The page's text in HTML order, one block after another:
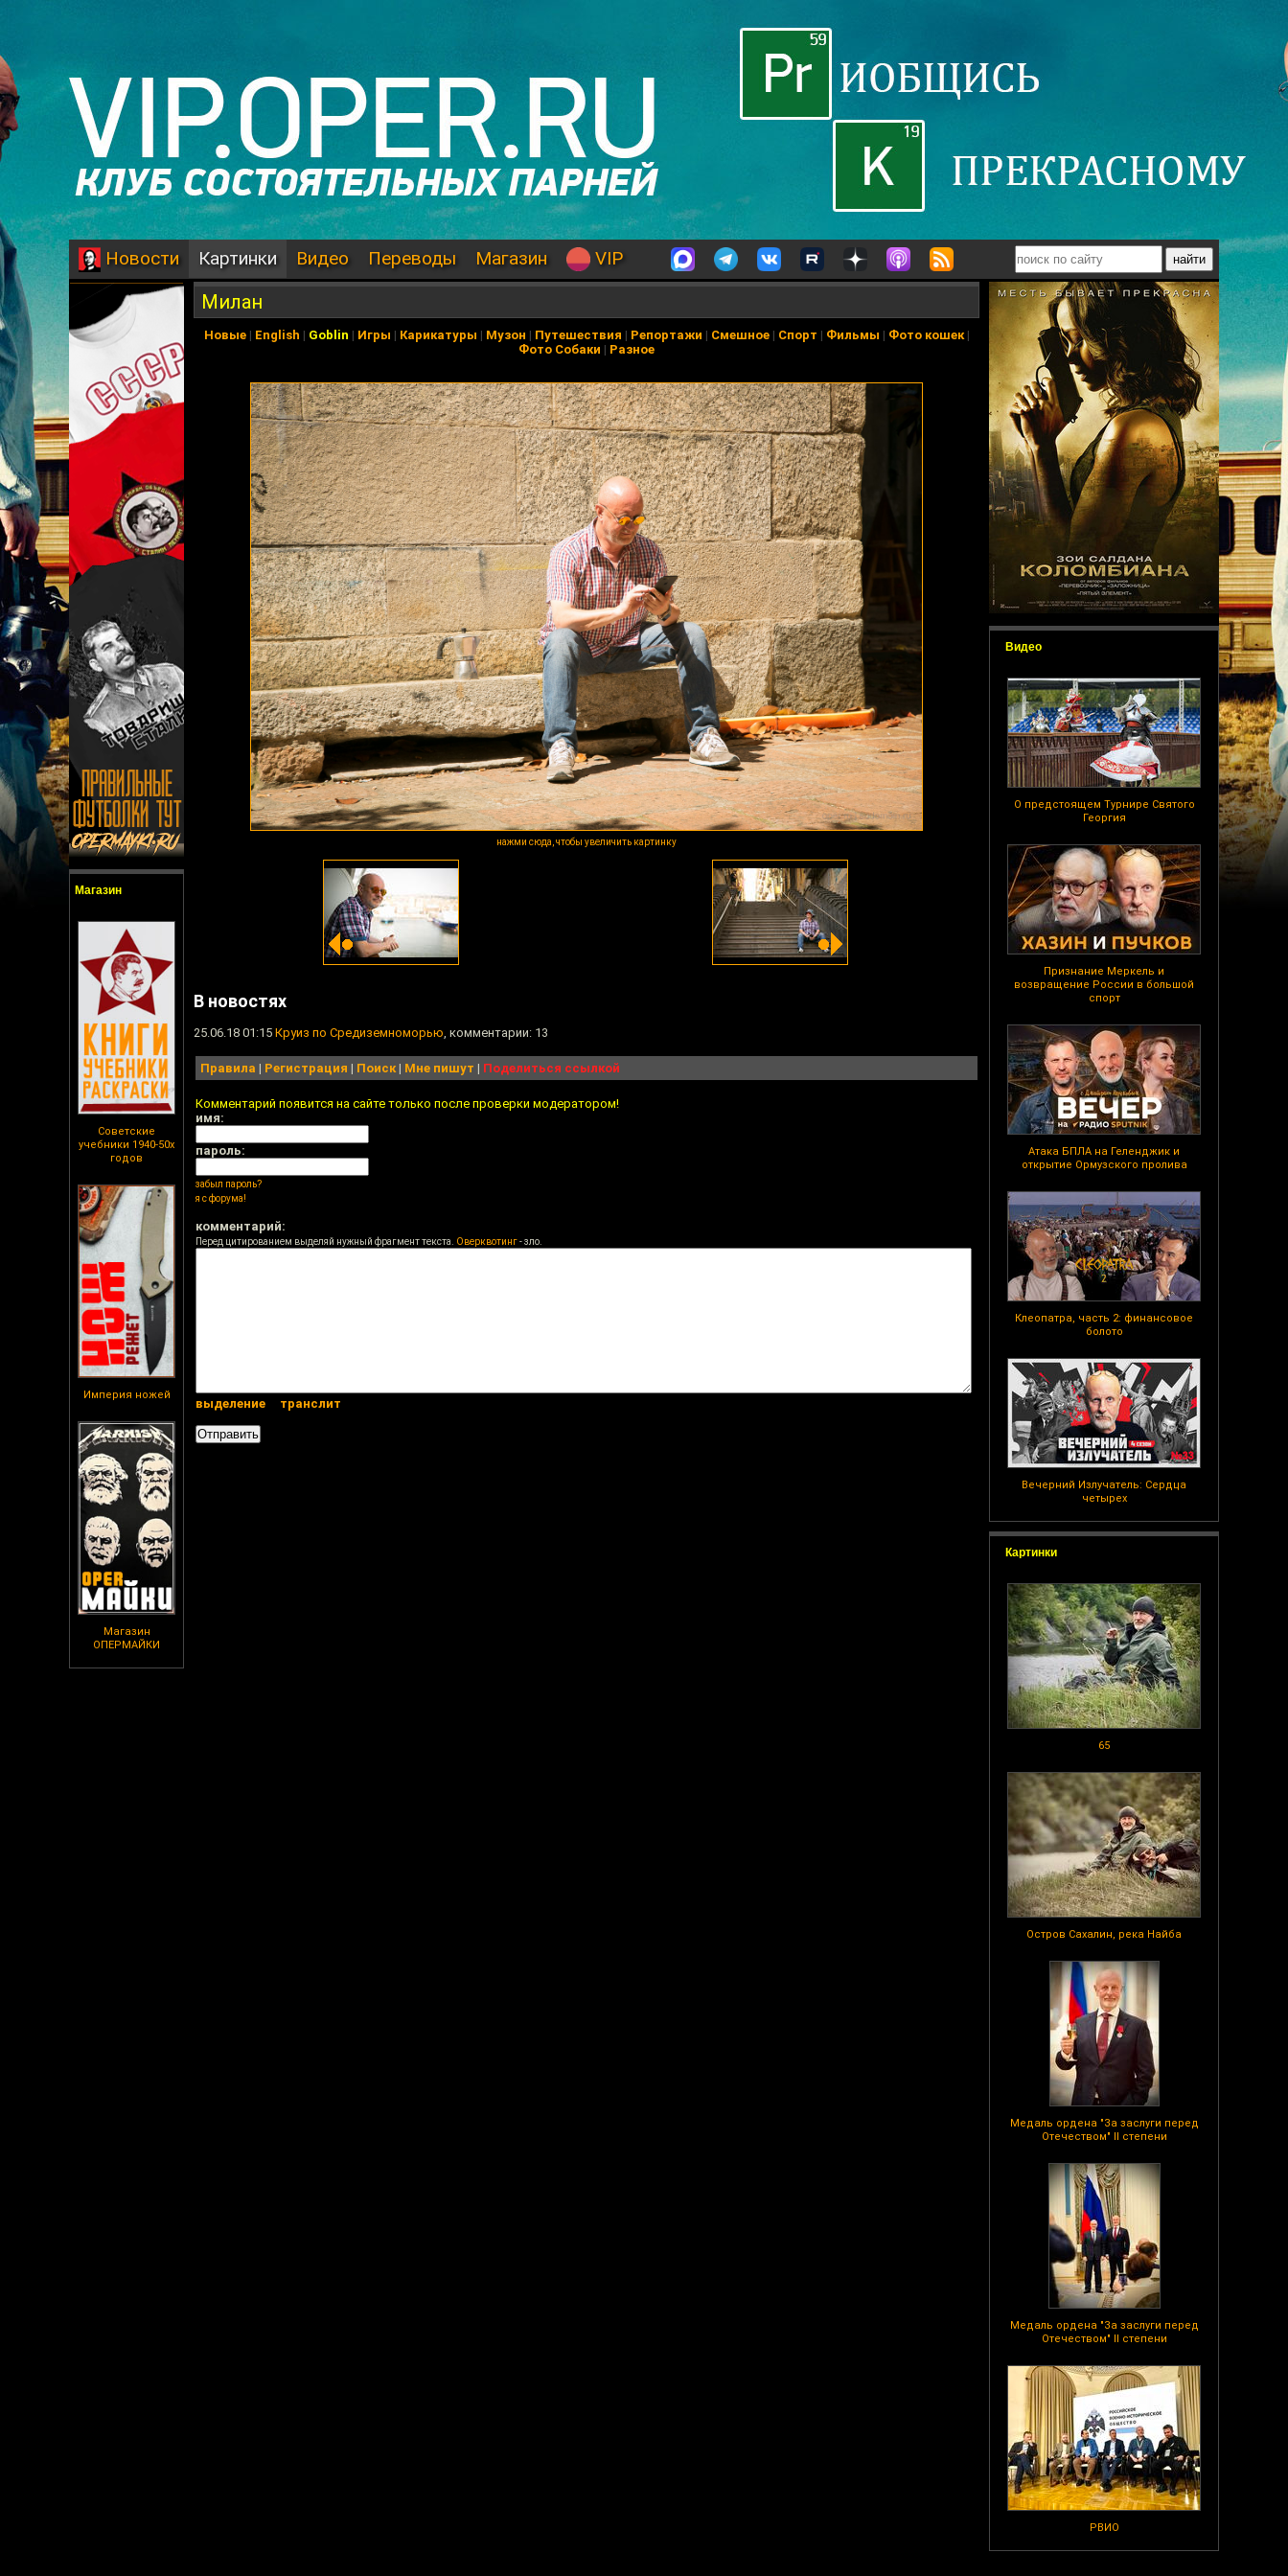
Новости Картинки Видео Переводы Магазин VIP
Магазин
Советские
учебники 1940-50х
годов
Империя ножей
Магазин
ОПЕРМАЙКИ
Видео
О предстоящем Турнире Святого
Георгия
Признание Меркель и
возвращение России в большой
спорт
Атака БПЛА на Геленджик и
открытие Ормузского пролива
Клеопатра, часть 2: финансовое
болото
Вечерний Излучатель: Сердца
четырех
Картинки
65
Остров Сахалин, река Найба
Медаль ордена "За заслуги перед
Отечеством" II степени
Медаль ордена "За заслуги перед
Отечеством" II степени
РВИО
Милан
Новые| English | Goblin | Игры | Карикатуры | Музон | Путешествия | Репортажи | Смешное| Спорт | Фильмы | Фото кошек|
Фото Собаки | Разное
нажми сюда, чтобы увеличить картинку
В новостях
25.06.18 01:15 Круиз по Средиземноморью, комментарии: 13
Правила | Регистрация | Поиск| Мне пишут | Поделиться ссылкой
Комментарий появится на сайте только после проверки модератором!
имя:
пароль:
забыл пароль?
я с форума!
комментарий:
Перед цитированием выделяй нужный фрагмент текста. Оверквотинг- зло.
выделение транслит